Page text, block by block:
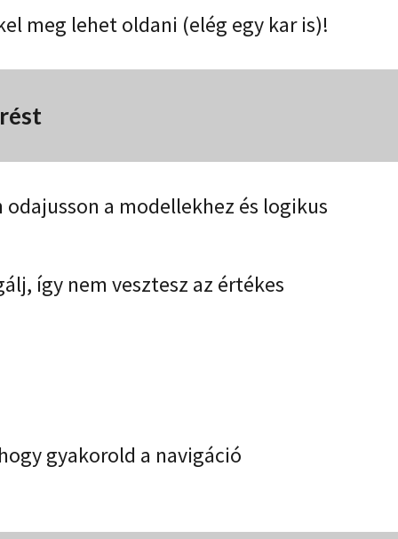
meg lehet oldani (elég egy kar is)!
a modellekhez és logikus
így nem vesztesz az értékes
gyakorold a navigáció